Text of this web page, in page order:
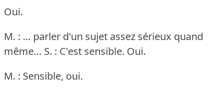
Oui.
M. : … parler d'un sujet assez sérieux quand
même… S. : C'est sensible. Oui.
M. : Sensible, oui.